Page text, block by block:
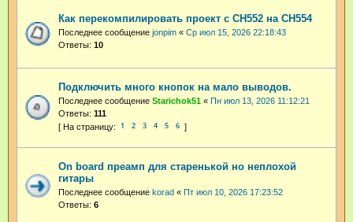
Как перекомпилировать проект с CH552 на CH554
Последнее сообщение jonpim « Ср июл 15, 2026 22:18:43
Ответы: 10
Подключить много кнопок на мало выводов.
Последнее сообщение Starichok51 « Пн июл 13, 2026 11:12:21
Ответы: 111
1 2 3 4 5 6
On board преамп для старенькой но неплохой
гитары
Последнее сообщение korad « Пт июл 10, 2026 17:23:52
Ответы: 6